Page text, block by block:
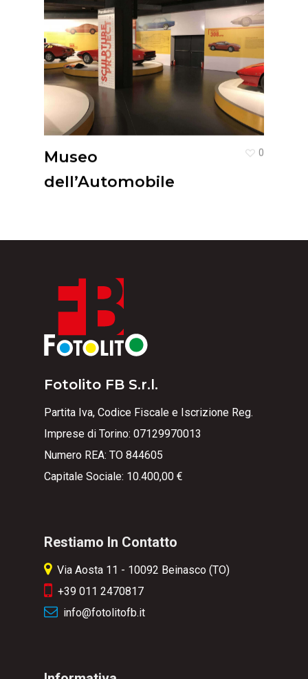
Museo
dell’Automobile
0
Fotolito FB S.r.l.
Partita Iva, Codice Fiscale e Iscrizione Reg.
Imprese di Torino: 07129970013
Numero REA: TO 844605
Capitale Sociale: 10.400,00 €
Restiamo In Contatto
Via Aosta 11 - 10092 Beinasco (TO)
+39 011 2470817
info@fotolitofb.it